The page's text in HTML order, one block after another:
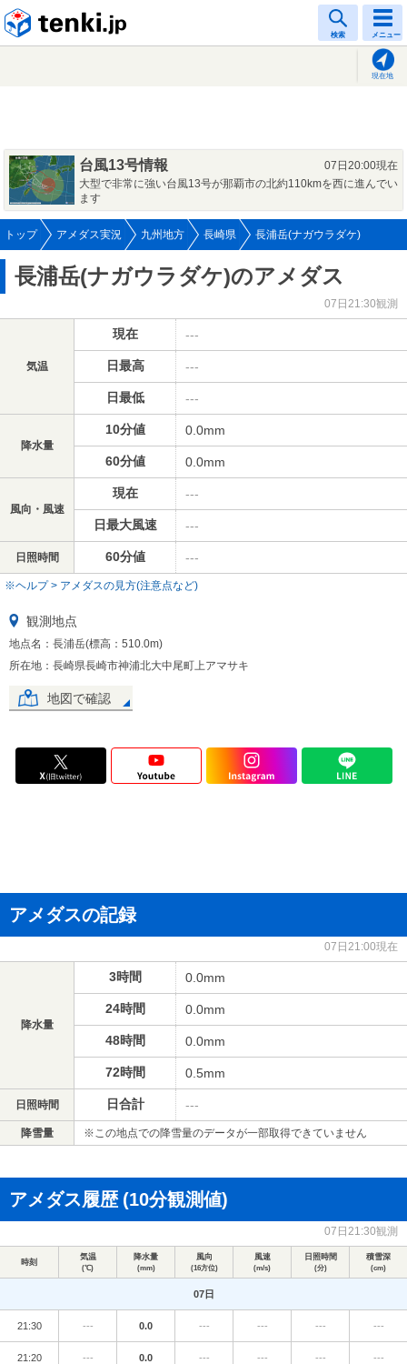
検索 メニュー
現在地
台風13号情報
07日20:00現在
大型で非常に強い台風13号が那覇市の北約110kmを西に進んでい
ます
トップ アメダス実況 九州地方 長崎県 長浦岳(ナガウラダケ)
長浦岳(ナガウラダケ)のアメダス
07日21:30観測
気温
現在 ---
日最高 ---
日最低 ---
降水量
10分値 0.0mm
60分値 0.0mm
風向・風速
現在 ---
日最大風速 ---
日照時間 60分値 ---
※ヘルプ > アメダスの見方(注意点など)
観測地点
地点名：長浦岳(標高：510.0m)
所在地：長崎県長崎市神浦北大中尾町上アマサキ
地図で確認
アメダスの記録
07日21:00現在
降水量
3時間 0.0mm
24時間 0.0mm
48時間 0.0mm
72時間 0.5mm
日照時間 日合計 ---
降雪量 ※この地点での降雪量のデータが一部取得できていません
アメダス履歴 (10分観測値)
07日21:30観測
時刻
気温
(℃)
降水量
(mm)
風向
(16方位)
風速
(m/s)
日照時間
(分)
積雪深
(cm)
07日
21:30 --- 0.0 --- --- --- ---
21:20 --- 0.0 --- --- --- ---